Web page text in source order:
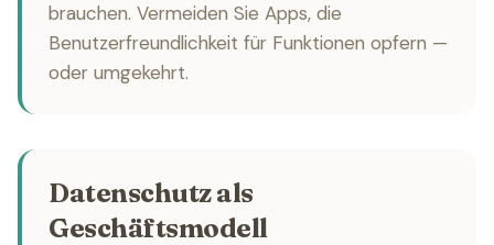
brauchen. Vermeiden Sie Apps, die
Benutzerfreundlichkeit für Funktionen opfern —
oder umgekehrt.
Datenschutz als
Geschäftsmodell